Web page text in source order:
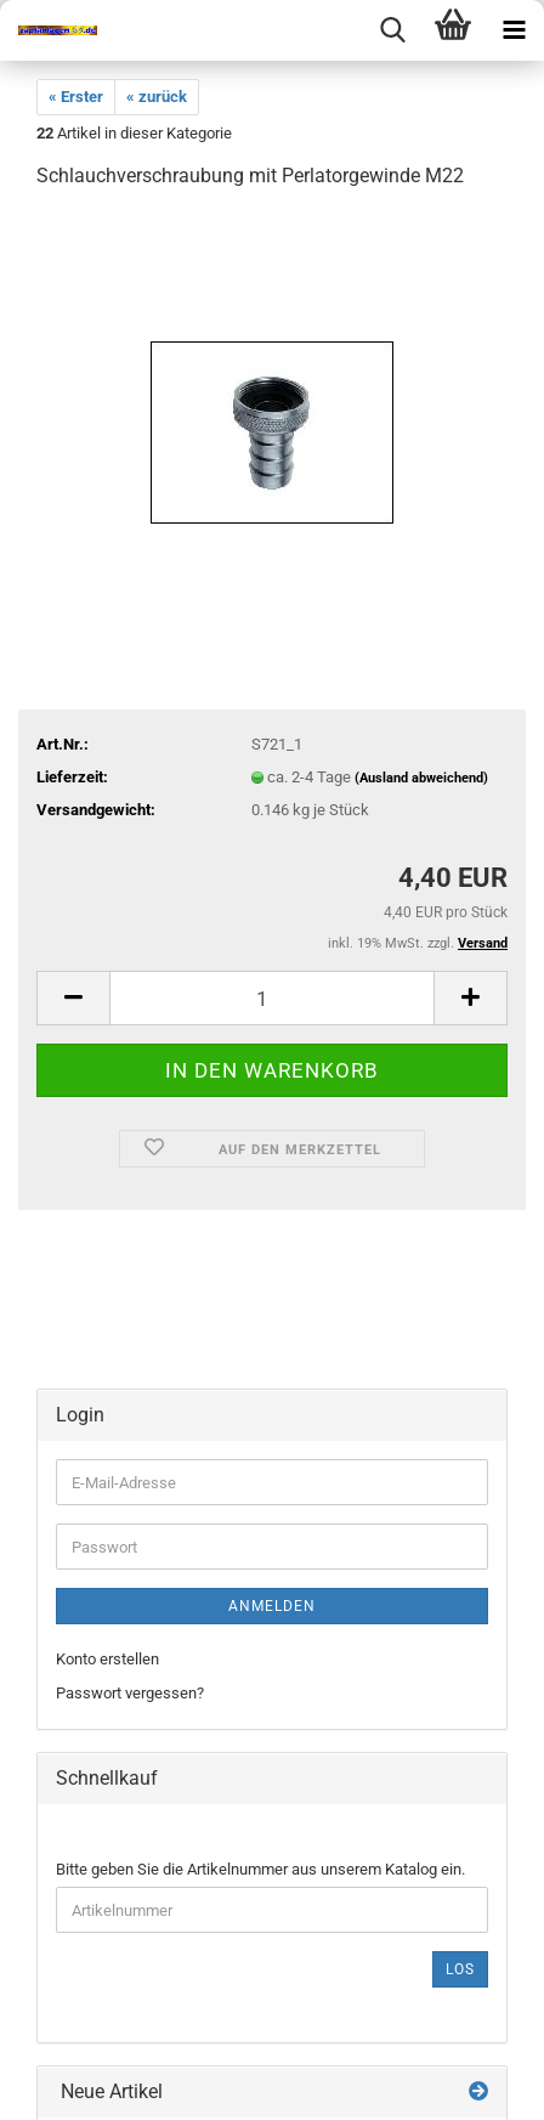
« Erster
« zurück
22 Artikel in dieser Kategorie
Schlauchverschraubung mit Perlatorgewinde M22
Art.Nr.:
S721_1
Lieferzeit:
ca. 2-4 Tage (Ausland abweichend)
Versandgewicht: 0.146kg je Stück
4,40 EUR
4,40 EUR pro Stück
inkl. 19% MwSt. zzgl. Versand
AUF DEN MERKZETTEL
Login
E-
Mail-
Adresse
Passwort
ANMELDEN
Konto erstellen
Passwort vergessen?
Schnellkauf
BITTE
GEBEN
SIE
DIE
EIN.
Bitte geben Sie die Artikelnummer aus unserem Katalog ein.
LOS
Neue Artikel